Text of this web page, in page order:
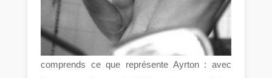
comprends ce que représente Ayrton : avec